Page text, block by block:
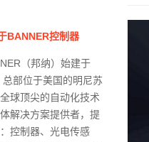
BANNER控制器
（邦纳）始建于
总部位于美国的明尼苏
球顶尖的自动化技术
解决方案提供者，提
控制器、光电传感